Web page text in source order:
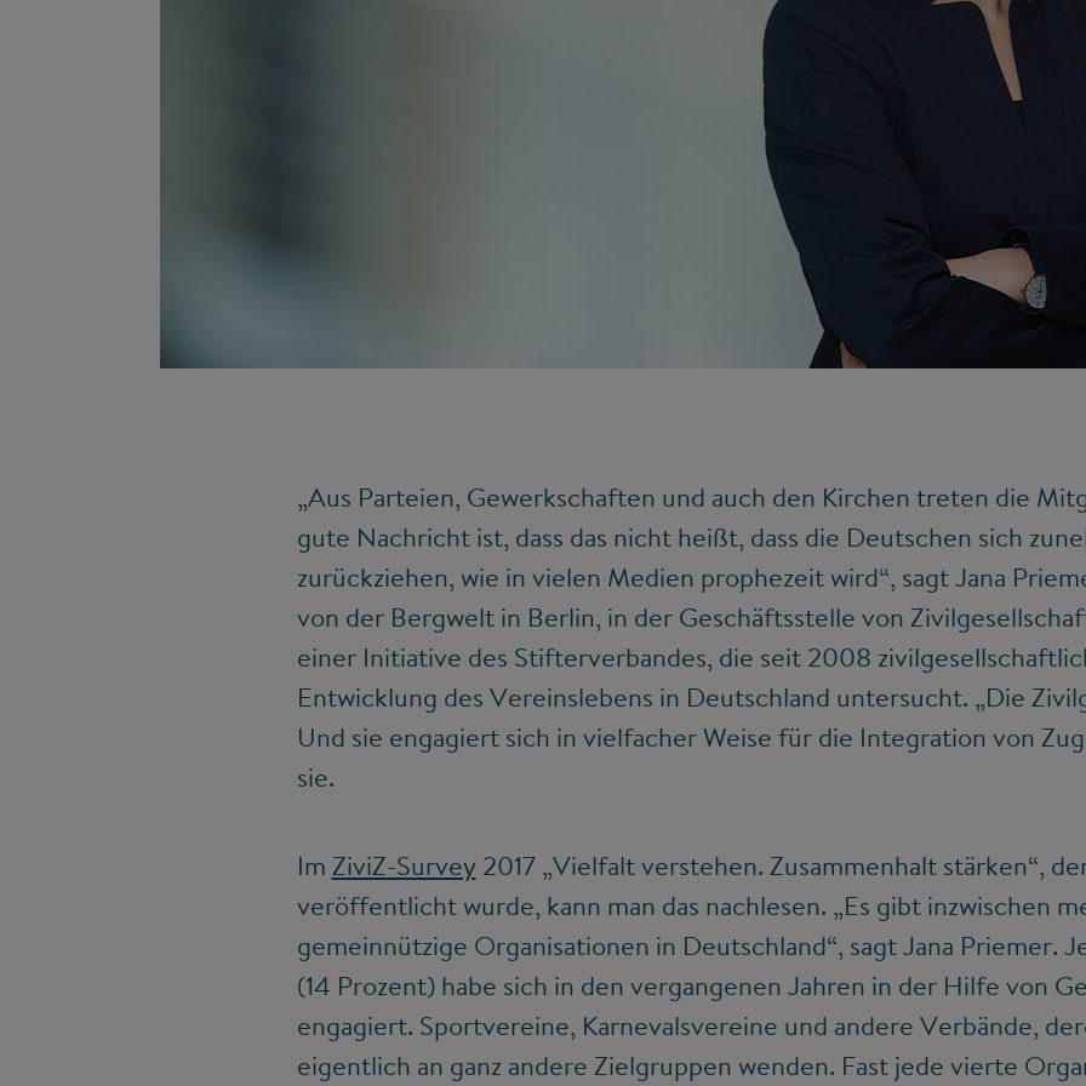
„Aus Parteien, Gewerkschaften und auch den Kirchen treten die
gute Nachricht ist, dass das nicht heißt, dass die Deutschen sich
zurückziehen, wie in vielen Medien prophezeit wird“, sagt Jana
von der Bergwelt in Berlin, in der Geschäftsstelle von
einer Initiative des Stifterverbandes, die seit 2008
Entwicklung des Vereinslebens in Deutschland untersucht. „Die
Und sie engagiert sich in vielfacher Weise für die Integration von
sie.
Im ZiviZ-Survey2017 „Vielfalt verstehen. Zusammenhalt stärken“,
veröffentlicht wurde, kann man das nachlesen. „Es gibt inzwischen
gemeinnützige Organisationen in Deutschland“, sagt Jana Priemer.
(14 Prozent) habe sich in den vergangenen Jahren in der Hilfe von
engagiert. Sportvereine, Karnevalsvereine und andere Verbände,
eigentlich an ganz andere Zielgruppen wenden. Fast jede vierte